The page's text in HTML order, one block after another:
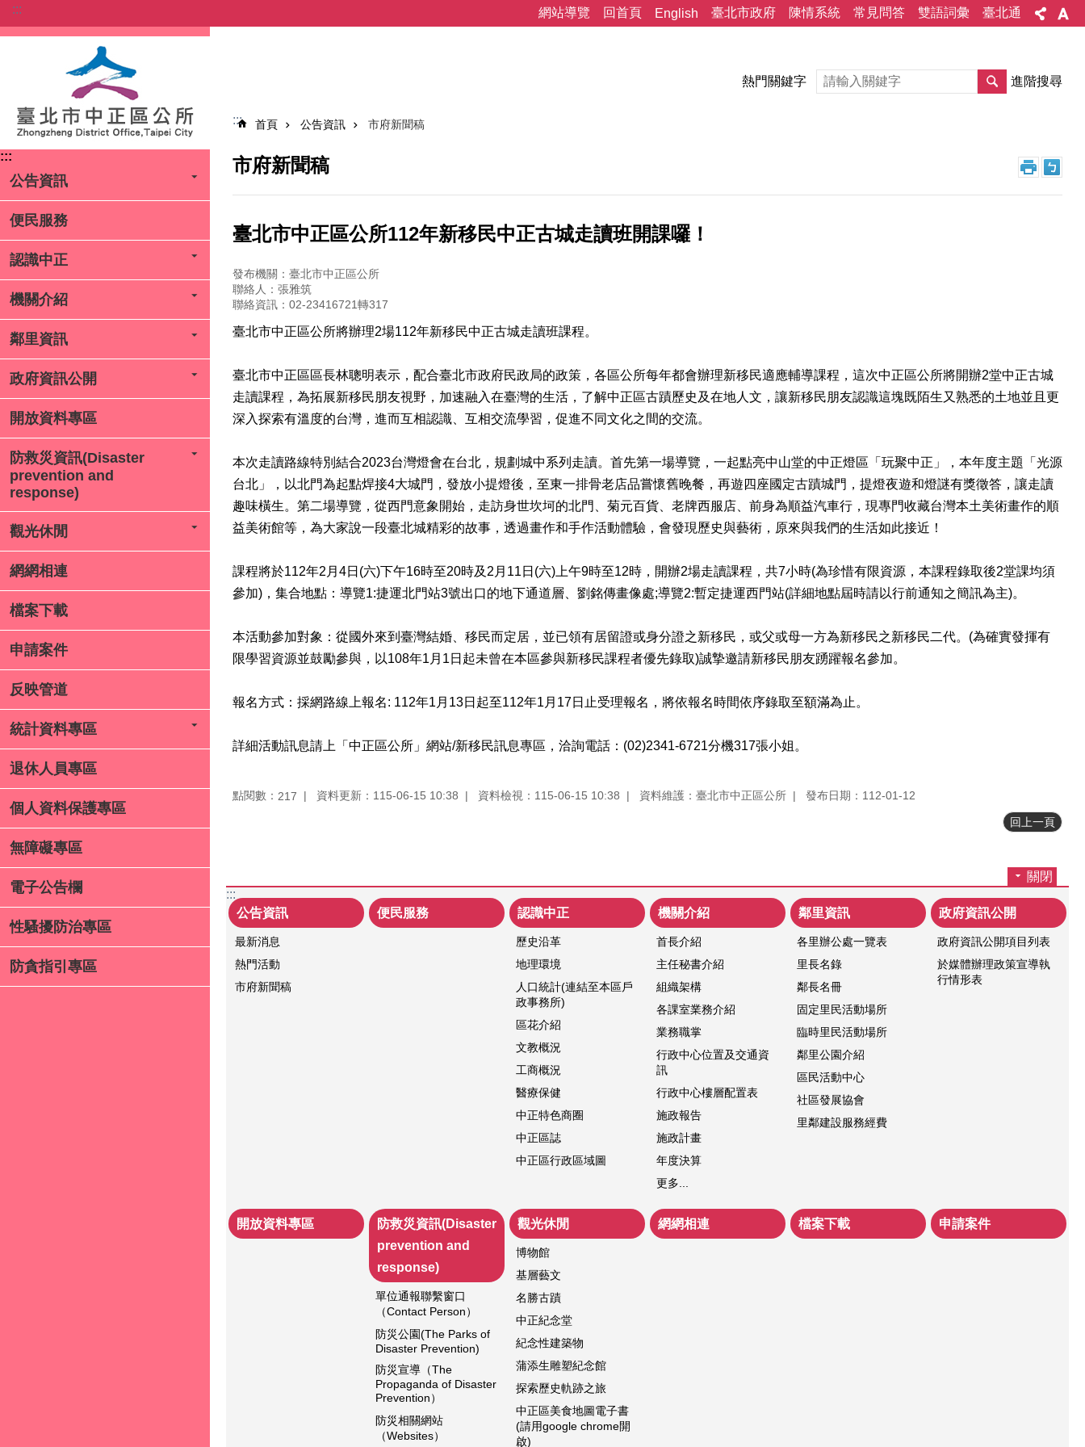
跳到主要內容區塊
::: 網站導覽 回首頁 English 臺北市政府 陳情系統 常見問答 雙語詞彙 臺北通
:::
公告資訊
便民服務
認識中正
機關介紹
鄰里資訊
政府資訊公開
開放資料專區
防救災資訊(Disaster
prevention and
response)
觀光休閒
網網相連
檔案下載
申請案件
反映管道
統計資料專區
退休人員專區
個人資料保護專區
無障礙專區
電子公告欄
性騷擾防治專區
防貪指引專區
熱門關鍵字 進階搜尋
::: 首頁 公告資訊 市府新聞稿
市府新聞稿
臺北市中正區公所112年新移民中正古城走讀班開課囉！
發布機關：臺北市中正區公所
聯絡人：張雅筑
聯絡資訊：02-23416721轉317
臺北市中正區公所將辦理2場112年新移民中正古城走讀班課程。
臺北市中正區區長林聰明表示，配合臺北市政府民政局的政策，各區公所每年都會辦理新移民適應輔導課程，這次中正區公所將開辦2堂中正古城
走讀課程，為拓展新移民朋友視野，加速融入在臺灣的生活，了解中正區古蹟歷史及在地人文，讓新移民朋友認識這塊既陌生又熟悉的土地並且更
深入探索有溫度的台灣，進而互相認識、互相交流學習，促進不同文化之間的交流。
本次走讀路線特別結合2023台灣燈會在台北，規劃城中系列走讀。首先第一場導覽，一起點亮中山堂的中正燈區「玩聚中正」，本年度主題「光源
台北」，以北門為起點焊接4大城門，發放小提燈後，至東一排骨老店品嘗懷舊晚餐，再遊四座國定古蹟城門，提燈夜遊和燈謎有獎徵答，讓走讀
趣味橫生。第二場導覽，從西門意象開始，走訪身世坎坷的北門、菊元百貨、老牌西服店、前身為順益汽車行，現專門收藏台灣本土美術畫作的順
益美術館等，為大家說一段臺北城精彩的故事，透過畫作和手作活動體驗，會發現歷史與藝術，原來與我們的生活如此接近！
課程將於112年2月4日(六)下午16時至20時及2月11日(六)上午9時至12時，開辦2場走讀課程，共7小時(為珍惜有限資源，本課程錄取後2堂課均須
參加)，集合地點：導覽1:捷運北門站3號出口的地下通道層、劉銘傳畫像處;導覽2:暫定捷運西門站(詳細地點屆時請以行前通知之簡訊為主)。
本活動參加對象：從國外來到臺灣結婚、移民而定居，並已領有居留證或身分證之新移民，或父或母一方為新移民之新移民二代。(為確實發揮有
限學習資源並鼓勵參與，以108年1月1日起未曾在本區參與新移民課程者優先錄取)誠摯邀請新移民朋友踴躍報名參加。
報名方式：採網路線上報名: 112年1月13日起至112年1月17日止受理報名，將依報名時間依序錄取至額滿為止。
詳細活動訊息請上「中正區公所」網站/新移民訊息專區，洽詢電話：(02)2341-6721分機317張小姐。
點閱數： 217 資料更新：115-06-15 10:38 資料檢視：115-06-15 10:38 資料維護：臺北市中正區公所 發布日期：112-01-12
回上一頁
關閉
:::
公告資訊
最新消息
熱門活動
市府新聞稿
便民服務 認識中正
歷史沿革
地理環境
人口統計(連結至本區戶
政事務所)
區花介紹
文教概況
工商概況
醫療保健
中正特色商圈
中正區誌
中正區行政區域圖
機關介紹
首長介紹
主任秘書介紹
組織架構
各課室業務介紹
業務職掌
行政中心位置及交通資
訊
行政中心樓層配置表
施政報告
施政計畫
年度決算
更多...
鄰里資訊
各里辦公處一覽表
里長名錄
鄰長名冊
固定里民活動場所
臨時里民活動場所
鄰里公園介紹
區民活動中心
社區發展協會
里鄰建設服務經費
政府資訊公開
政府資訊公開項目列表
於媒體辦理政策宣導執
行情形表
開放資料專區
防救災資訊(Disaster
prevention and
response)
單位通報聯繫窗口
（Contact Person）
防災公園(The Parks of
Disaster Prevention)
防災宣導（The
Propaganda of Disaster
Prevention）
防災相關網站
（Websites）
觀光休閒
博物館
基層藝文
名勝古蹟
中正紀念堂
紀念性建築物
蒲添生雕塑紀念館
探索歷史軌跡之旅
中正區美食地圖電子書
(請用google chrome開
啟)
網網相連 檔案下載 申請案件